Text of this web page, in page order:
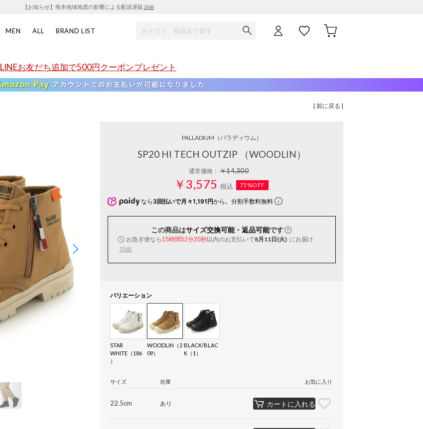
【お知らせ】熊本地域地震の影響による配送遅延 詳細
MEN ALL BRAND LIST
LINEお友だち追加で500円クーポンプレゼント
[ 前に戻る ]
PALLADIUM （パラディウム）
SP20 HI TECH OUTZIP （WOODLIN）
通常価格：￥14,300
￥3,575 税込 75%OFF
なら 3回払いで月々1,191円から。分割手数料無料
この商品はサイズ交換可能・返品可能です
お急ぎ便なら 15時間52分19秒以内のお支払いで8月11日(火) にお届け
詳細
バリエーション
STAR
WHITE（186
）
WOODLIN（2
09）
BLACK/BLAC
K（1）
サイズ 在庫 お気に入り
22.5cm あり カートに入れる